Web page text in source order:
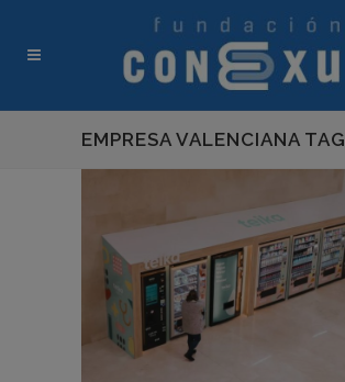
EMPRESA VALENCIANA TAG